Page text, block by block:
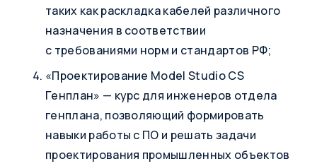
таких как раскладка кабелей различного
назначения в соответствии
с требованиями норм и стандартов РФ;
«Проектирование Model Studio CS
Генплан» — курс для инженеров отдела
генплана, позволяющий формировать
навыки работы с ПО и решать задачи
проектирования промышленных объектов